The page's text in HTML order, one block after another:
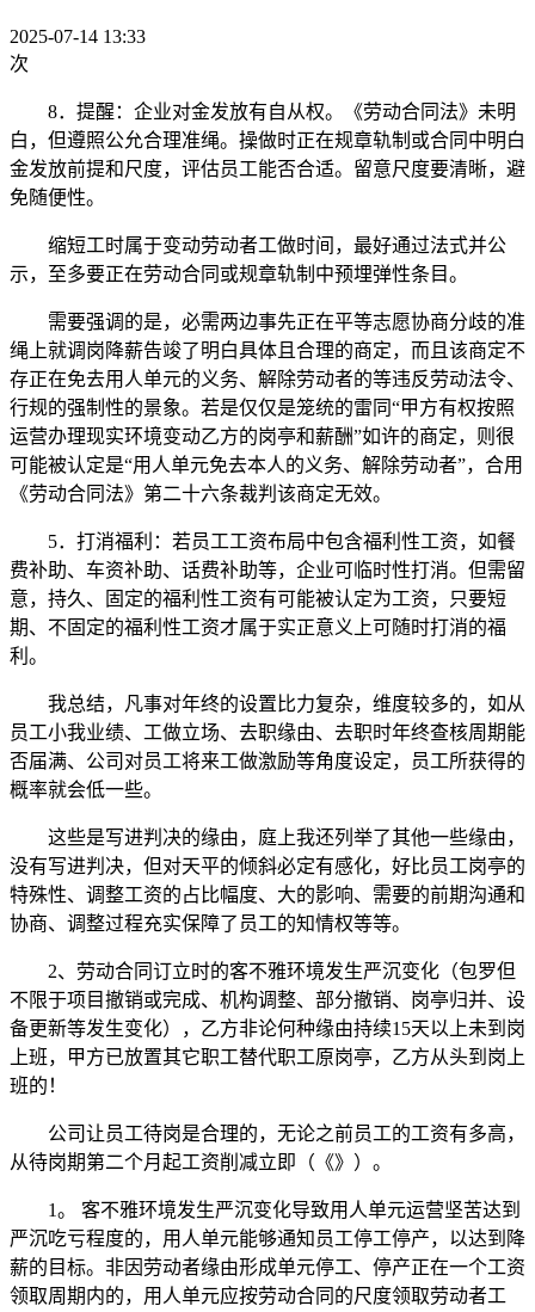
2025-07-14 13:33
次
8．提醒：企业对金发放有自从权。《劳动合同法》未明
白，但遵照公允合理准绳。操做时正在规章轨制或合同中明白
金发放前提和尺度，评估员工能否合适。留意尺度要清晰，避
免随便性。
缩短工时属于变动劳动者工做时间，最好通过法式并公
示，至多要正在劳动合同或规章轨制中预埋弹性条目。
需要强调的是，必需两边事先正在平等志愿协商分歧的准
绳上就调岗降薪告竣了明白具体且合理的商定，而且该商定不
存正在免去用人单元的义务、解除劳动者的等违反劳动法令、
行规的强制性的景象。若是仅仅是笼统的雷同“甲方有权按照
运营办理现实环境变动乙方的岗亭和薪酬”如许的商定，则很
可能被认定是“用人单元免去本人的义务、解除劳动者”，合用
《劳动合同法》第二十六条裁判该商定无效。
5．打消福利：若员工工资布局中包含福利性工资，如餐
费补助、车资补助、话费补助等，企业可临时性打消。但需留
意，持久、固定的福利性工资有可能被认定为工资，只要短
期、不固定的福利性工资才属于实正意义上可随时打消的福
利。
我总结，凡事对年终的设置比力复杂，维度较多的，如从
员工小我业绩、工做立场、去职缘由、去职时年终查核周期能
否届满、公司对员工将来工做激励等角度设定，员工所获得的
概率就会低一些。
这些是写进判决的缘由，庭上我还列举了其他一些缘由，
没有写进判决，但对天平的倾斜必定有感化，好比员工岗亭的
特殊性、调整工资的占比幅度、大的影响、需要的前期沟通和
协商、调整过程充实保障了员工的知情权等等。
2、劳动合同订立时的客不雅环境发生严沉变化（包罗但
不限于项目撤销或完成、机构调整、部分撤销、岗亭归并、设
备更新等发生变化），乙方非论何种缘由持续15天以上未到岗
上班，甲方已放置其它职工替代职工原岗亭，乙方从头到岗上
班的！
公司让员工待岗是合理的，无论之前员工的工资有多高，
从待岗期第二个月起工资削减立即（《》）。
1。 客不雅环境发生严沉变化导致用人单元运营坚苦达到
严沉吃亏程度的，用人单元能够通知员工停工停产，以达到降
薪的目标。非因劳动者缘由形成单元停工、停产正在一个工资
领取周期内的，用人单元应按劳动合同的尺度领取劳动者工